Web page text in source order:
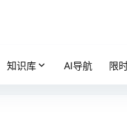
知识库 AI导航 限